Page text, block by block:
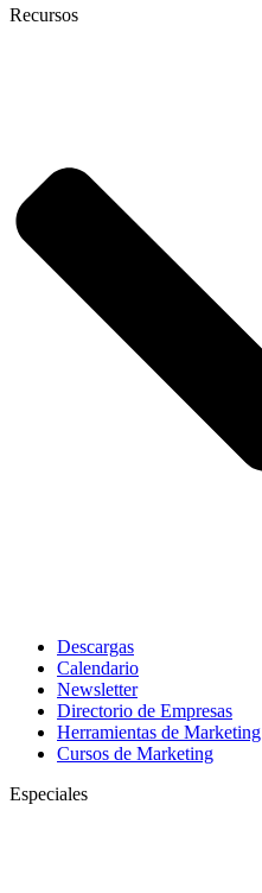
Recursos
Descargas
Calendario
Newsletter
Directorio de Empresas
Herramientas de Marketing
Cursos de Marketing
Especiales